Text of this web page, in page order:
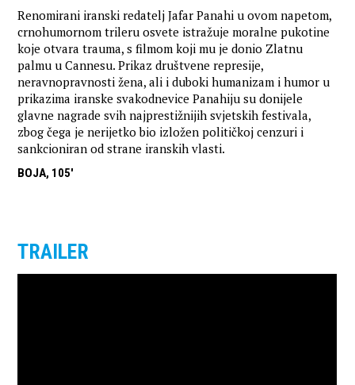
Renomirani iranski redatelj Jafar Panahi u ovom napetom,
crnohumornom trileru osvete istražuje moralne pukotine
koje otvara trauma, s filmom koji mu je donio Zlatnu
palmu u Cannesu. Prikaz društvene represije,
neravnopravnosti žena, ali i duboki humanizam i humor u
prikazima iranske svakodnevice Panahiju su donijele
glavne nagrade svih najprestižnijih svjetskih festivala,
zbog čega je nerijetko bio izložen političkoj cenzuri i
sankcioniran od strane iranskih vlasti.
BOJA, 105'
TRAILER